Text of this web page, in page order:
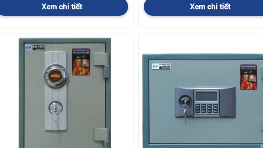
Xem chi tiết Xem chi tiết